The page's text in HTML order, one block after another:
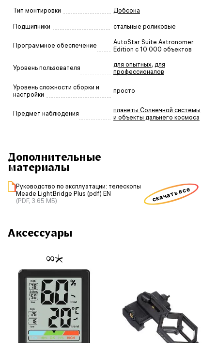
Тип монтировки Добсона
Подшипники стальные роликовые
Программное обеспечение
AutoStar Suite Astronomer
Edition с 10 000 объектов
Уровень пользователя для опытных, для
профессионалов
Уровень сложности сборки и
настройки
просто
Предмет наблюдения
планеты Солнечной системы
и объекты дальнего космоса
Дополнительные
материалы
Руководство по эксплуатации: телескопы
Meade LightBridge Plus (pdf) EN
(PDF, 3.65 МБ)
скачать все
Аксессуары